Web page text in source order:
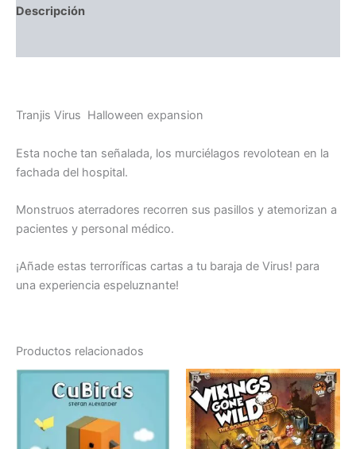
Descripción
Tranjis Virus Halloween expansion
Esta noche tan señalada, los murciélagos revolotean en la
fachada del hospital.
Monstruos aterradores recorren sus pasillos y atemorizan a
pacientes y personal médico.
¡Añade estas terroríficas cartas a tu baraja de Virus! para
una experiencia espeluznante!
Productos relacionados